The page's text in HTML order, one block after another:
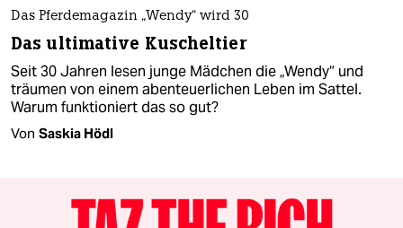
Das Pferdemagazin „Wendy“ wird 30
Das ultimative Kuscheltier
Seit 30 Jahren lesen junge Mädchen die „Wendy“ und
träumen von einem abenteuerlichen Leben im Sattel.
Warum funktioniert das so gut?
Von Saskia Hödl